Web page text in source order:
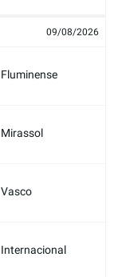
09/08/2026
Fluminense
Mirassol
Vasco
Internacional